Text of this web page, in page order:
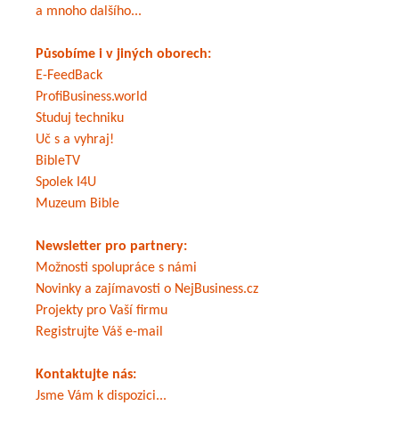
a mnoho dalšího...
Působíme i v jiných oborech:
E-FeedBack
ProfiBusiness.world
Studuj techniku
Uč s a vyhraj!
BibleTV
Spolek I4U
Muzeum Bible
Newsletter pro partnery:
Možnosti spolupráce s námi
Novinky a zajímavosti o NejBusiness.cz
Projekty pro Vaší firmu
Registrujte Váš e-mail
Kontaktujte nás:
Jsme Vám k dispozici...